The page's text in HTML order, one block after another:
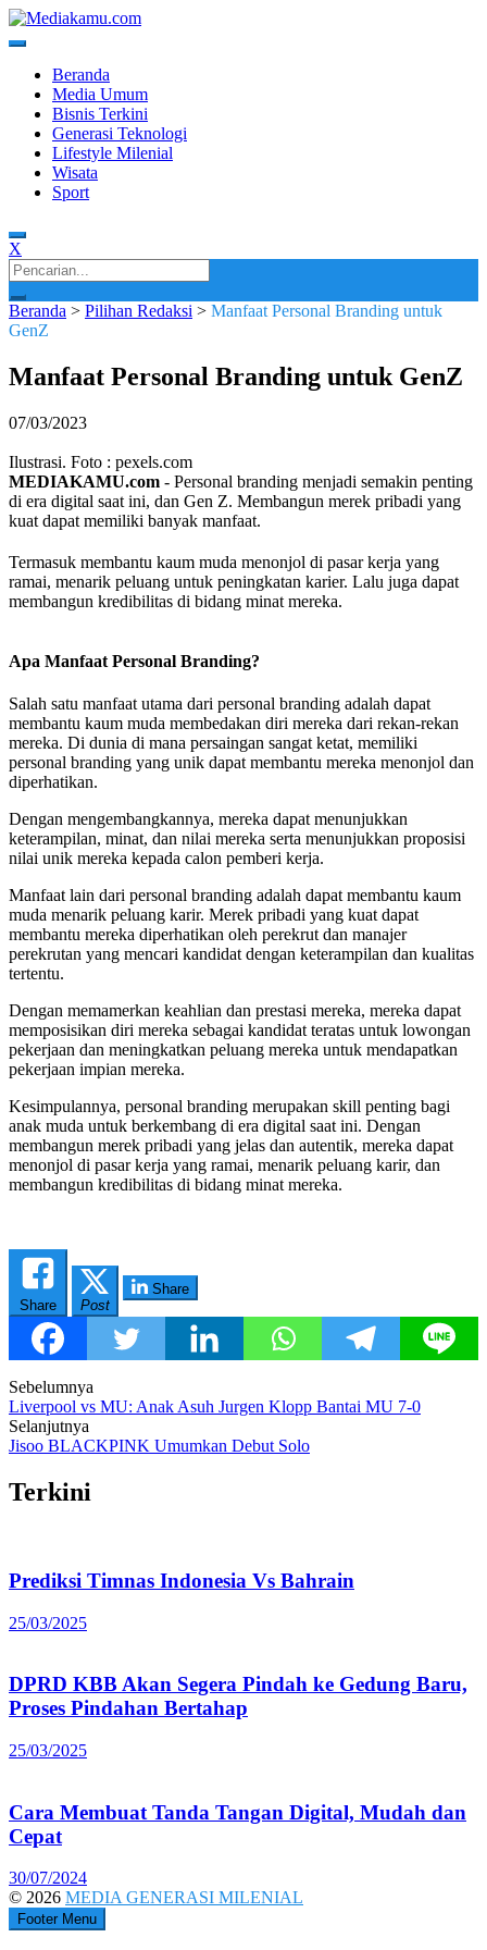
Skip
to
MEDIAKAMU.com
Media Terkini untuk Generasi Milenial!
Beranda
Media Umum
Bisnis Terkini
Generasi Teknologi
Lifestyle Milenial
Wisata
Sport
X
Search
for:
Beranda > Pilihan Redaksi > Manfaat Personal Branding untuk
GenZ
Manfaat Personal Branding untuk GenZ
07/03/2023
Ilustrasi. Foto : pexels.com
MEDIAKAMU.com - Personal branding menjadi semakin penting
di era digital saat ini, dan Gen Z. Membangun merek pribadi yang
kuat dapat memiliki banyak manfaat.
Termasuk membantu kaum muda menonjol di pasar kerja yang
ramai, menarik peluang untuk peningkatan karier. Lalu juga dapat
membangun kredibilitas di bidang minat mereka.
Apa Manfaat Personal Branding?
Salah satu manfaat utama dari personal branding adalah dapat
membantu kaum muda membedakan diri mereka dari rekan-rekan
mereka. Di dunia di mana persaingan sangat ketat, memiliki
personal branding yang unik dapat membantu mereka menonjol dan
diperhatikan.
Dengan mengembangkannya, mereka dapat menunjukkan
keterampilan, minat, dan nilai mereka serta menunjukkan proposisi
nilai unik mereka kepada calon pemberi kerja.
Manfaat lain dari personal branding adalah dapat membantu kaum
muda menarik peluang karir. Merek pribadi yang kuat dapat
membantu mereka diperhatikan oleh perekrut dan manajer
perekrutan yang mencari kandidat dengan keterampilan dan kualitas
tertentu.
Dengan memamerkan keahlian dan prestasi mereka, mereka dapat
memposisikan diri mereka sebagai kandidat teratas untuk lowongan
pekerjaan dan meningkatkan peluang mereka untuk mendapatkan
pekerjaan impian mereka.
Kesimpulannya, personal branding merupakan skill penting bagi
anak muda untuk berkembang di era digital saat ini. Dengan
membangun merek pribadi yang jelas dan autentik, mereka dapat
menonjol di pasar kerja yang ramai, menarik peluang karir, dan
membangun kredibilitas di bidang minat mereka.
Share Post
Share
Post
navigation
Sebelumnya
Liverpool vs MU: Anak Asuh Jurgen Klopp Bantai MU 7-0
Selanjutnya
Jisoo BLACKPINK Umumkan Debut Solo
Terkini
Prediksi Timnas Indonesia Vs Bahrain
25/03/2025
DPRD KBB Akan Segera Pindah ke Gedung Baru,
Proses Pindahan Bertahap
25/03/2025
Cara Membuat Tanda Tangan Digital, Mudah dan
Cepat
30/07/2024
© 2026 MEDIA GENERASI MILENIAL
Footer Menu